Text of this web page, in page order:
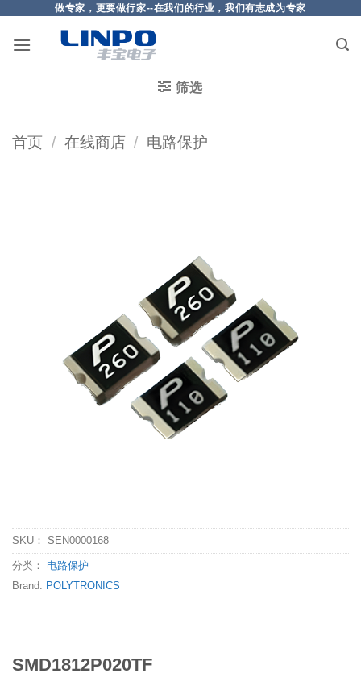
做专家，更要做行家--在我们的行业，我们有志成为专家
筛选
首页 / 在线商店 / 电路保护
SKU： SEN0000168
分类： 电路保护
Brand: POLYTRONICS
SMD1812P020TF